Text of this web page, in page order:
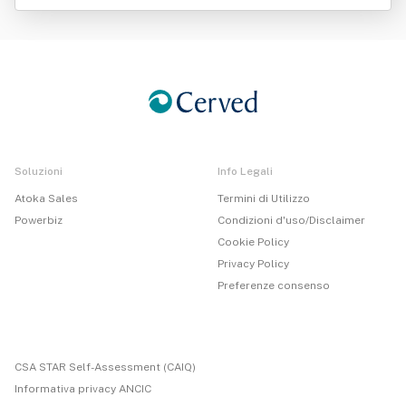
che Qua .Dir Srl
Soluzioni
Atoka Sales
Powerbiz
Info Legali
Termini di Utilizzo
Condizioni d'uso/Disclaimer
Cookie Policy
Privacy Policy
Preferenze consenso
CSA STAR Self-Assessment (CAIQ)
Informativa privacy ANCIC